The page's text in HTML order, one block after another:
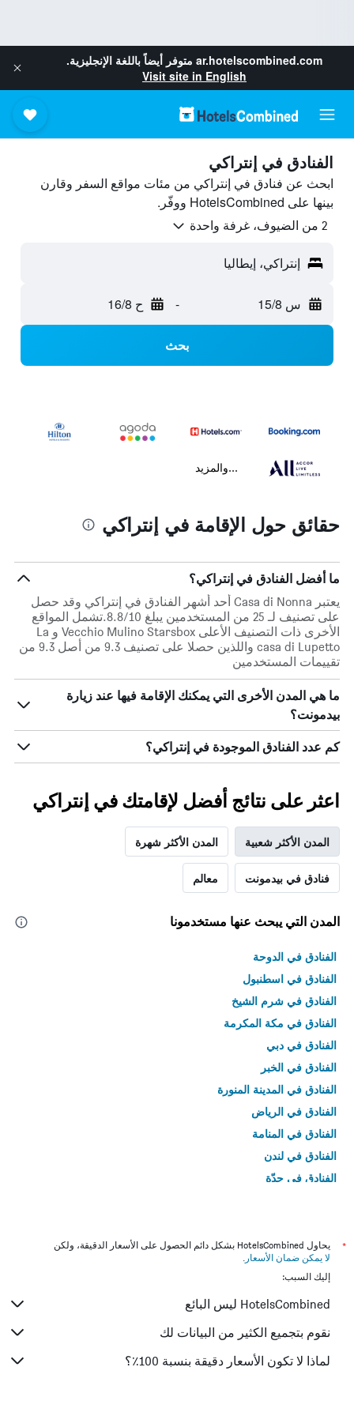
ar.hotelscombined.com متوفر أيضاً باللغة الإنجليزية.
Visit site in English
الفنادق في إنتراكي
ابحث عن فنادق في إنتراكي من مئات مواقع السفر وقارن
بينها على HotelsCombined ووفّر.
2 من الضيوف، غرفة واحدة
إنتراكي، إيطاليا
س 15/8 - ح 16/8
بحث
...والمزيد
حقائق حول الإقامة في إنتراكي
ما أفضل الفنادق في إنتراكي؟
يعتبر Casa di Nonna أحد أشهر الفنادق في إنتراكي وقد حصل
على تصنيف لـ 25 من المستخدمين يبلغ 8.8/10.تشمل المواقع
الأخرى ذات التصنيف الأعلى Vecchio Mulino Starsbox و La
casa di Lupetto واللذين حصلا على تصنيف 9.3 من أصل 9.3 من
تقييمات المستخدمين
ما هي المدن الأخرى التي يمكنك الإقامة فيها عند زيارة
بيدمونت؟
كم عدد الفنادق الموجودة في إنتراكي؟
اعثر على نتائج أفضل لإقامتك في إنتراكي
المدن الأكثر شعبية المدن الأكثر شهرة
فنادق في بيدمونت معالم
المدن التي يبحث عنها مستخدمونا
الفنادق في الدوحة
الفنادق في اسطنبول
الفنادق في شرم الشيخ
الفنادق في مكة المكرمة
الفنادق في دبي
الفنادق في الخبر
الفنادق في المدينة المنورة
الفنادق في الرياض
الفنادق في المنامة
الفنادق في لندن
الفنادق في جدّة
*
يحاول HotelsCombined بشكل دائم الحصول على الأسعار الدقيقة، ولكن
لا يمكن ضمان الأسعار .
إليك السبب:
HotelsCombined ليس البائع
نقوم بتجميع الكثير من البيانات لك
لماذا لا تكون الأسعار دقيقة بنسبة 100٪؟